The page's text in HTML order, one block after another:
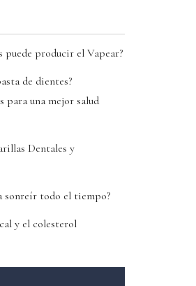
puede producir el Vapear?
de dientes?
para una mejor salud
Dentales y
sonreír todo el tiempo?
y el colesterol